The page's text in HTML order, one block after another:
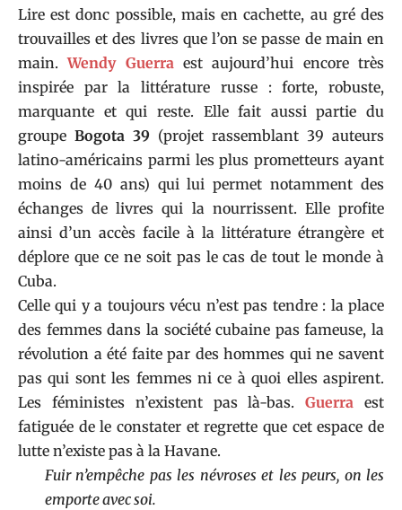
Lire est donc possible, mais en cachette, au gré des
trouvailles et des livres que l’on se passe de main en
main.Wendy Guerra est aujourd’hui encore très
inspirée par la littérature russe : forte, robuste,
marquante et qui reste. Elle fait aussi partie du
groupe Bogota 39 (projet rassemblant 39 auteurs
latino-américains parmi les plus prometteurs ayant
moins de 40 ans) qui lui permet notamment des
échanges de livres qui la nourrissent. Elle profite
ainsi d’un accès facile à la littérature étrangère et
déplore que ce ne soit pas le cas de tout le monde à
Cuba.
Celle qui y a toujours vécu n’est pas tendre : la place
des femmes dans la société cubaine pas fameuse, la
révolution a été faite par des hommes qui ne savent
pas qui sont les femmes ni ce à quoi elles aspirent.
Les féministes n’existent pas là-bas.Guerra
est
fatiguée de le constater et regrette que cet espace de
lutte n’existe pas à la Havane.
Fuir n’empêche pas les névroses et les peurs, on les
emporte avec soi.